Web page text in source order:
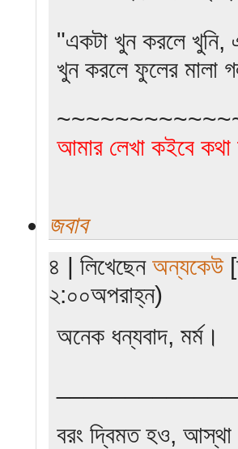
"একটা খুন করলে খুনি,
খুন করলে ফুলের মালা
আমার লেখা কইবে
জবাব
৪ | লিখেছেন অন্যকেউ
২:০০অপরাহ্ন)
অনেক ধন্যবাদ, মর্ম।
বরং দ্বিমত হও, আস্থা